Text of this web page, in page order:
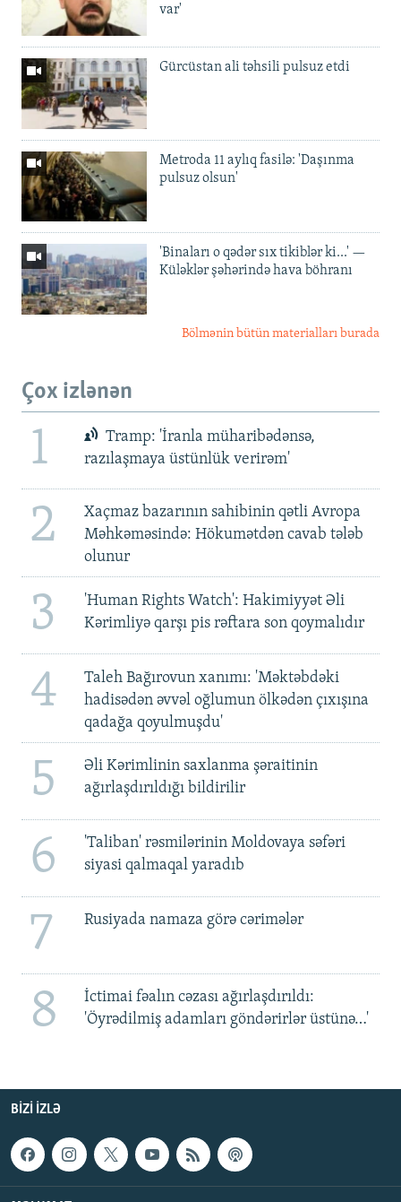
var'
Gürcüstan ali təhsili pulsuz etdi
Metroda 11 aylıq fasilə: 'Daşınma
pulsuz olsun'
'Binaları o qədər sıx tikiblər ki...' —
Küləklər şəhərində hava böhranı
Bölmənin bütün materialları burada
Çox izlənən
1
Tramp: 'İranla müharibədənsə,
razılaşmaya üstünlük verirəm'
2
Xaçmaz bazarının sahibinin qətli Avropa
Məhkəməsində: Hökumətdən cavab tələb
olunur
3
'Human Rights Watch': Hakimiyyət Əli
Kərimliyə qarşı pis rəftara son qoymalıdır
4
Taleh Bağırovun xanımı: 'Məktəbdəki
hadisədən əvvəl oğlumun ölkədən çıxışına
qadağa qoyulmuşdu'
5
Əli Kərimlinin saxlanma şəraitinin
ağırlaşdırıldığı bildirilir
6
'Taliban' rəsmilərinin Moldovaya səfəri
siyasi qalmaqal yaradıb
7 Rusiyada namaza görə cərimələr
8
İctimai fəalın cəzası ağırlaşdırıldı:
'Öyrədilmiş adamları göndərirlər üstünə…'
BIZI IZLƏ